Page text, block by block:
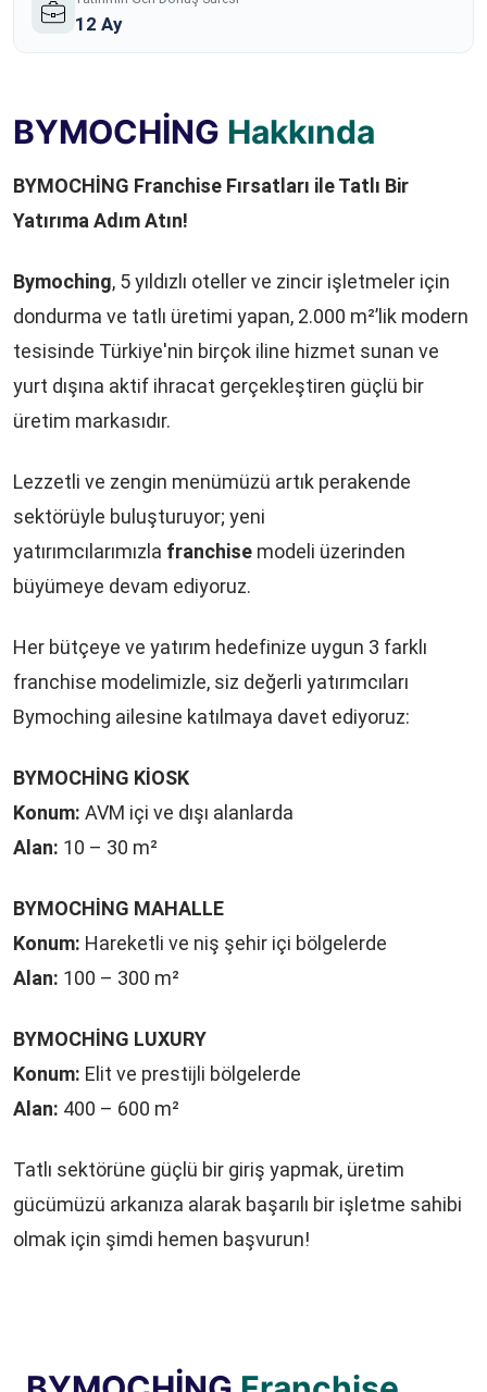
12 Ay
BYMOCHİNG Hakkında
BYMOCHİNG Franchise Fırsatları ile Tatlı Bir
Yatırıma Adım Atın!
Bymoching, 5 yıldızlı oteller ve zincir işletmeler için
dondurma ve tatlı üretimi yapan, 2.000 m²’lik modern
tesisinde Türkiye'nin birçok iline hizmet sunan ve
yurt dışına aktif ihracat gerçekleştiren güçlü bir
üretim markasıdır.
Lezzetli ve zengin menümüzü artık perakende
sektörüyle buluşturuyor; yeni
yatırımcılarımızla franchise modeli üzerinden
büyümeye devam ediyoruz.
Her bütçeye ve yatırım hedefinize uygun 3 farklı
franchise modelimizle, siz değerli yatırımcıları
Bymoching ailesine katılmaya davet ediyoruz:
BYMOCHİNG KİOSK
Konum: AVM içi ve dışı alanlarda
Alan: 10 – 30 m²
BYMOCHİNG MAHALLE
Konum: Hareketli ve niş şehir içi bölgelerde
Alan: 100 – 300 m²
BYMOCHİNG LUXURY
Konum: Elit ve prestijli bölgelerde
Alan: 400 – 600 m²
Tatlı sektörüne güçlü bir giriş yapmak, üretim
gücümüzü arkanıza alarak başarılı bir işletme sahibi
olmak için şimdi hemen başvurun!